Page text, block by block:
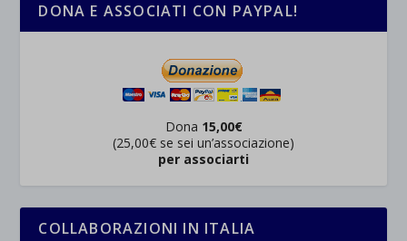
DONA E ASSOCIATI CON PAYPAL!
Dona 15,00€
(25,00€ se sei un’associazione)
per associarti
COLLABORAZIONI IN ITALIA